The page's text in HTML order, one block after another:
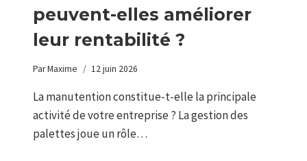
peuvent-elles améliorer
leur rentabilité ?
ParMaxime 12 juin 2026
La manutention constitue-t-elle la principale
activité de votre entreprise ? La gestion des
palettes joue un rôle…